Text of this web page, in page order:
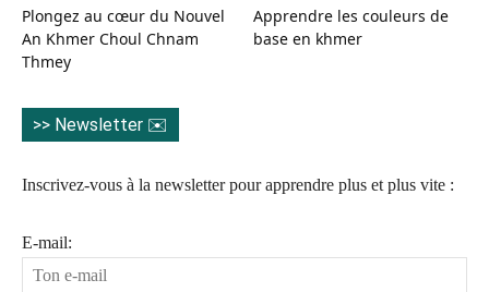
Plongez au cœur du Nouvel
An Khmer Choul Chnam
Thmey
Apprendre les couleurs de
base en khmer
>> Newsletter ✉️
Inscrivez-vous à la newsletter pour apprendre plus et plus vite :
E-mail: